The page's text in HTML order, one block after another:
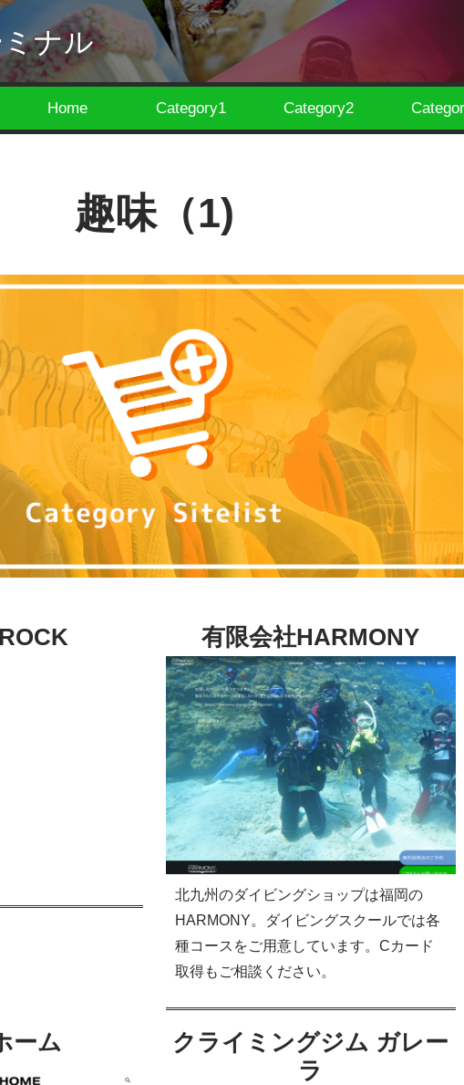
ナル
Home Category1 Category2
趣味（1)
有限会社HARMONY
北九州のダイビングショップは福岡の
HARMONY。ダイビングスクールでは各
種コースをご用意しています。Cカード
取得もご相談ください。
ーム
クライミングジム ガレー
ラ